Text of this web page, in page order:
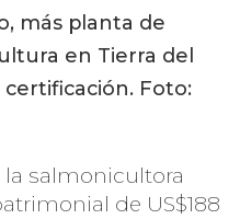
más planta de
en Tierra del
Foto:
la salmonicultora
de US$188